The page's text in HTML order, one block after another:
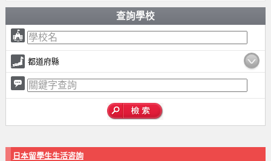
查詢學校
都道府縣
日本留學生生活咨詢